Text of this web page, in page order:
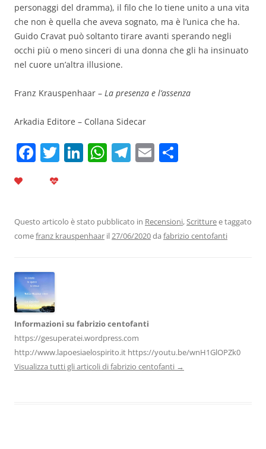
personaggi del dramma), il filo che lo tiene unito a una vita
che non è quella che aveva sognato, ma è l’unica che ha.
Guido Cravat può soltanto tirare avanti sperando negli
occhi più o meno sinceri di una donna che gli ha insinuato
nel cuore un’altra illusione.
Franz Krauspenhaar – La presenza e l’assenza
Arkadia Editore – Collana Sidecar
F
b
o
o
k
T Li
dI
n
W
A
p
T
a
m
E
vi
di
Questo articolo è stato pubblicato in Recensioni,Scritturee taggato
comefranz krauspenhaar il27/06/2020da fabrizio centofanti
Informazioni su fabrizio centofanti
https://gesuperatei.wordpress.com
http://www.lapoesiaelospirito.it https://youtu.be/wnH1GlOPZk0
Visualizza tutti gli articoli di fabrizio centofanti →